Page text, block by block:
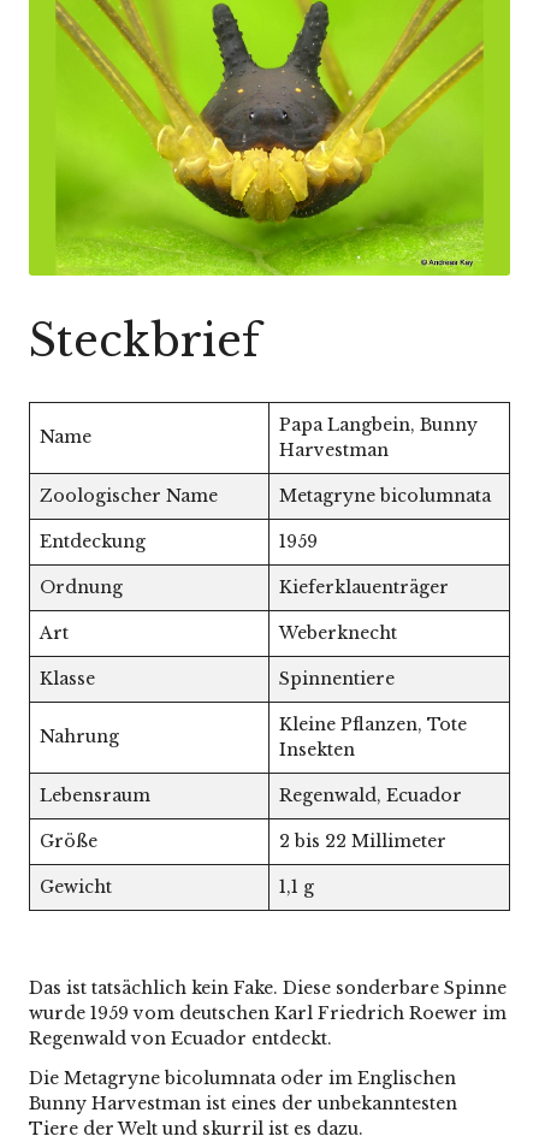
Steckbrief
Name
Papa Langbein, Bunny
Harvestman
Zoologischer Name Metagryne bicolumnata
Entdeckung 1959
Ordnung Kieferklauenträger
Art Weberknecht
Klasse Spinnentiere
Nahrung
Kleine Pflanzen, Tote
Insekten
Lebensraum Regenwald, Ecuador
Größe 2 bis 22 Millimeter
Gewicht 1,1 g
Das ist tatsächlich kein Fake. Diese sonderbare Spinne
wurde 1959 vom deutschen Karl Friedrich Roewer im
Regenwald von Ecuador entdeckt.
Die Metagryne bicolumnata oder im Englischen
Bunny Harvestman ist eines der unbekanntesten
Tiere der Welt und skurril ist es dazu.